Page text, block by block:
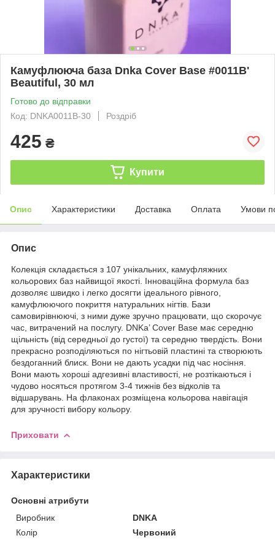
Камуфлююча база Dnka Cover Base #0011B'
Beautiful, 30 мл
Готово до відправки
Код: DNKA0011B-30
Роздріб
425 ₴
Купити
Опис Характеристики Доставка Оплата Умови
Опис
Колекція складається з 107 унікальних, камуфляжних
кольорових баз найвищої якості. Інноваційна формула баз
дозволяє швидко і легко досягти ідеального рівного,
камуфлюючого покриття натуральних нігтів. Бази
самовирівнюючі, з ними дуже зручно працювати, що скорочує
час, витрачений на послугу. DNKa’ Cover Base має середню
щільність (від середньої до густої) та середню твердість. Вони
прекрасно розподіляються по нігтьовій пластині та створюють
бездоганний блиск. Вони не дають усадки під час носіння.
Вони мають хороші адгезивні властивості, не розтікаються і
чудово носяться протягом 3-4 тижнів без відколів та
відшарувань. На флаконах розміщена кольорова навігація
для зручності вибору кольору.
Приховати
Характеристики
Основні атрибути
Виробник
DNKA
Колір
Червоний